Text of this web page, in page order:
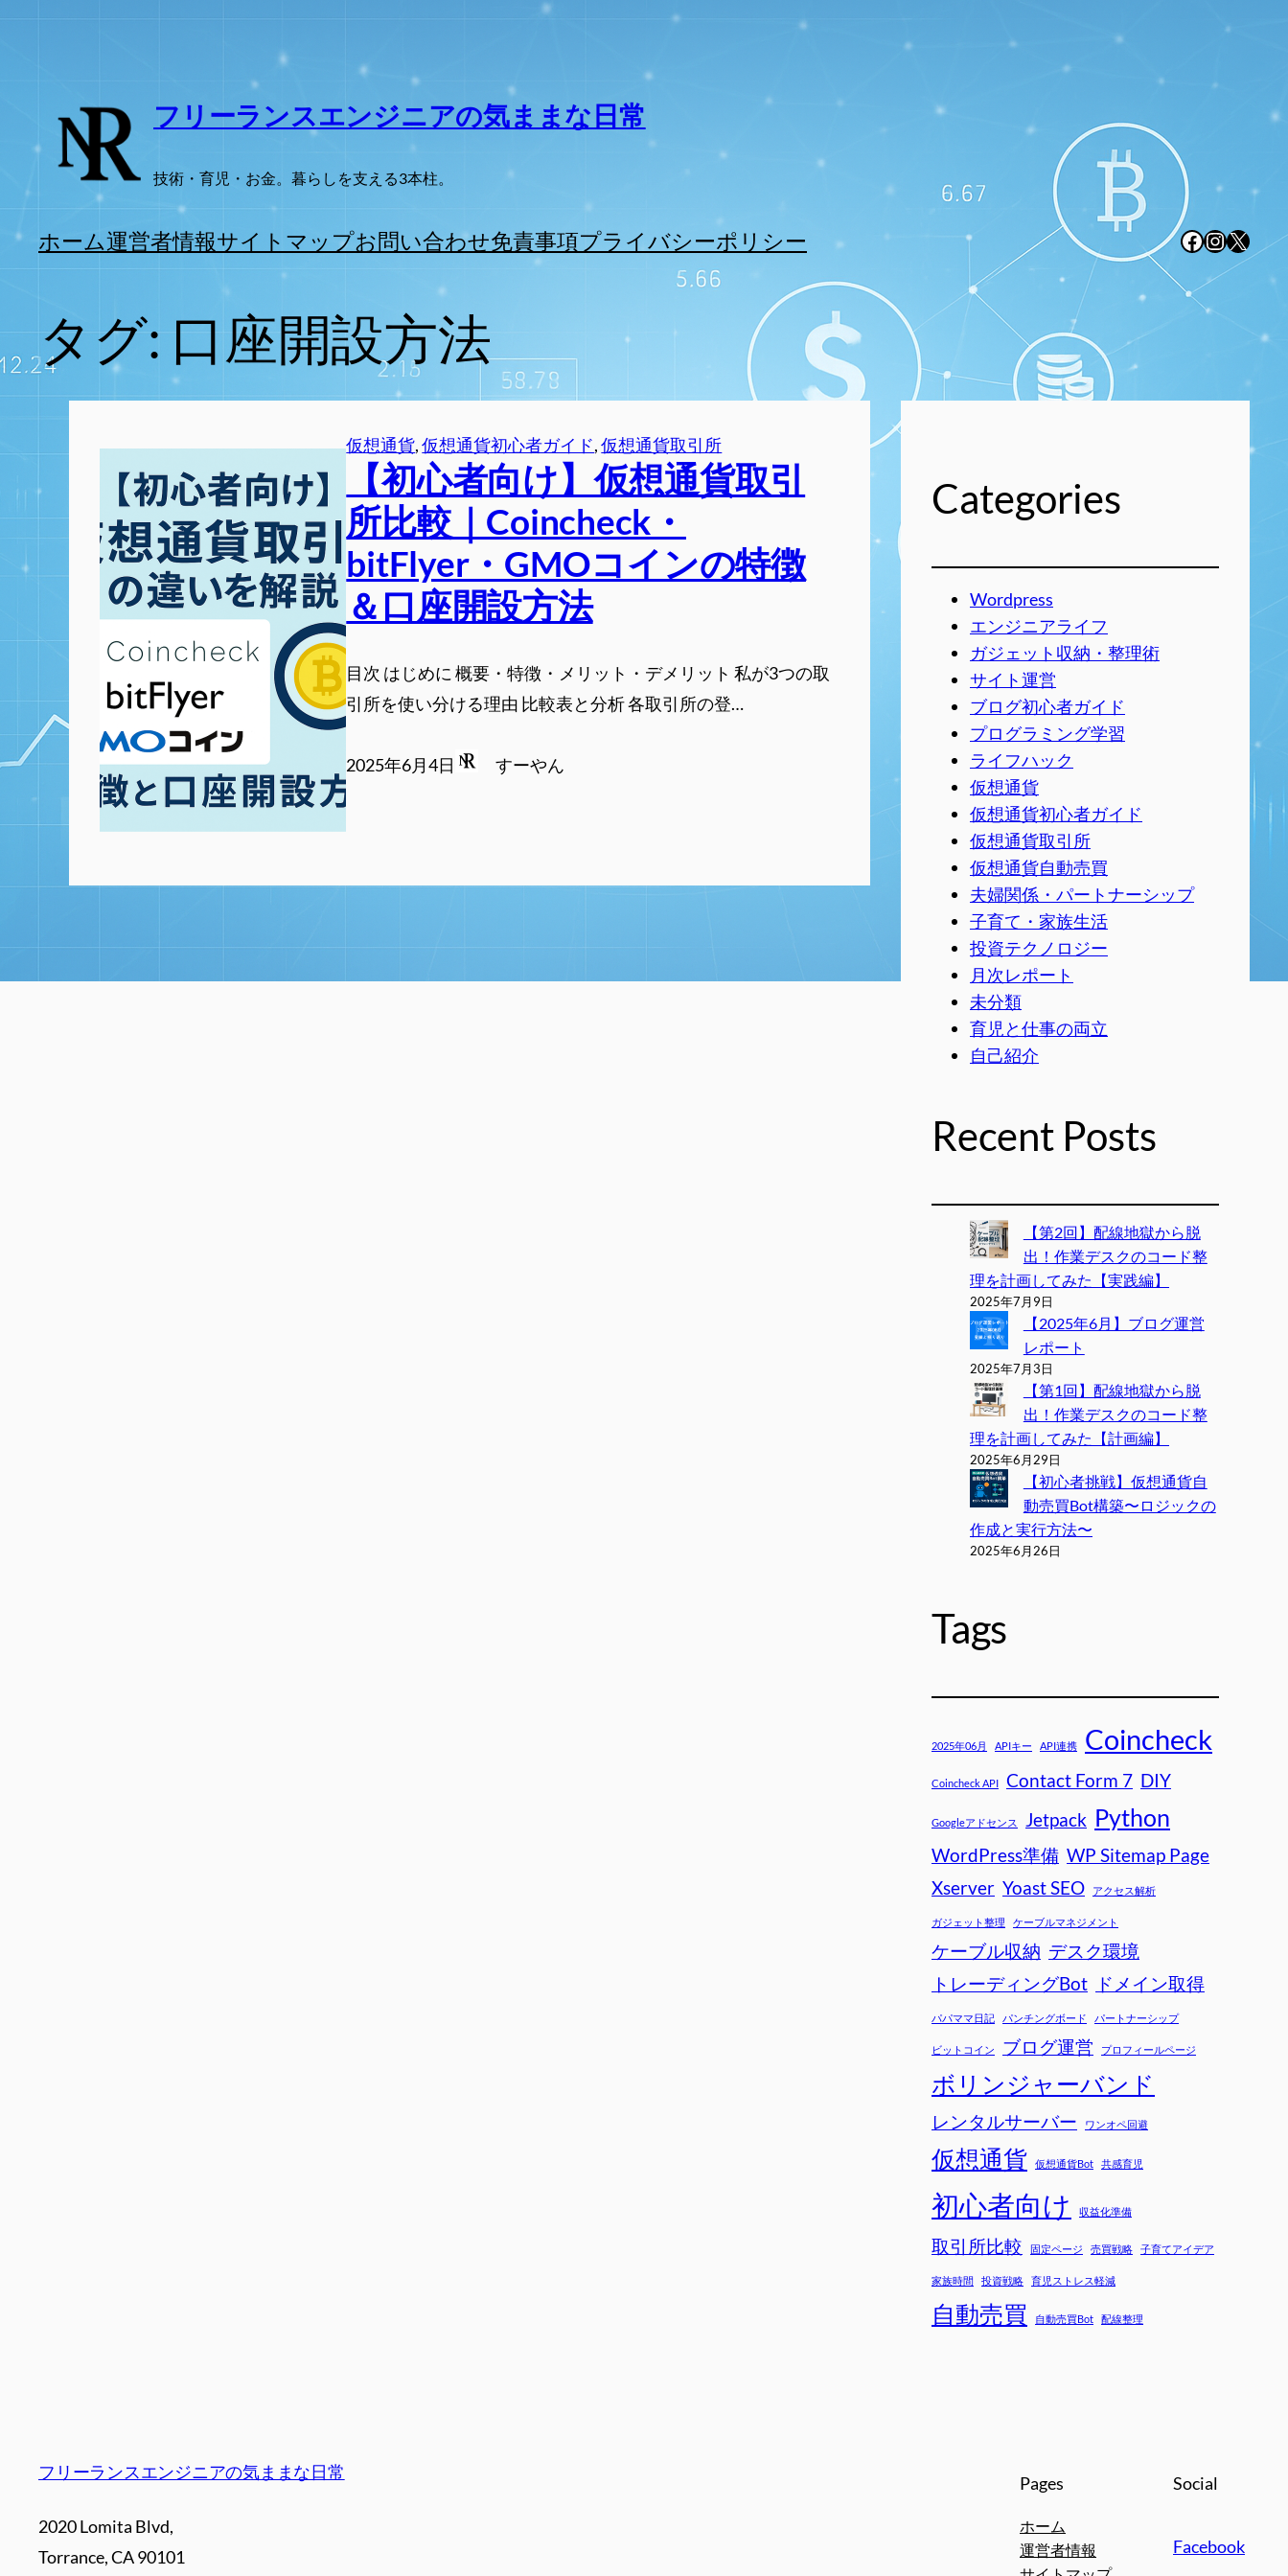
フリーランスエンジニアの気ままな日常
技術・育児・お金。暮らしを支える3本柱。
ホーム運営者情報サイトマップお問い合わせ免責事項プライバシーポリシー Facebook
X
タグ: 口座開設方法
仮想通貨, 仮想通貨初心者ガイド, 仮想通貨取引所
【初心者向け】仮想通貨取引
所比較｜Coincheck・
bitFlyer・GMOコインの特徴
＆口座開設方法
目次 はじめに 概要・特徴・メリット・デメリット 私が3つの取
引所を使い分ける理由 比較表と分析 各取引所の登…
2025年6月4日 すーやん
Categories
Wordpress
エンジニアライフ
ガジェット収納・整理術
サイト運営
ブログ初心者ガイド
プログラミング学習
ライフハック
仮想通貨
仮想通貨初心者ガイド
仮想通貨取引所
仮想通貨自動売買
夫婦関係・パートナーシップ
子育て・家族生活
投資テクノロジー
月次レポート
未分類
育児と仕事の両立
自己紹介
Recent Posts
【第2回】配線地獄から脱
出！作業デスクのコード整
理を計画してみた【実践編】
2025年7月9日
【2025年6月】ブログ運営
レポート
2025年7月3日
【第1回】配線地獄から脱
出！作業デスクのコード整
理を計画してみた【計画編】
2025年6月29日
【初心者挑戦】仮想通貨自
動売買Bot構築〜ロジックの
作成と実行方法〜
2025年6月26日
Tags
2025年06月 APIキー API連携 Coincheck
Coincheck API Contact Form 7 DIY
Googleアドセンス Jetpack Python
WordPress準備 WP Sitemap Page
Xserver Yoast SEO アクセス解析
ガジェット整理 ケーブルマネジメント
ケーブル収納 デスク環境
トレーディングBot
ドメイン取得
パパママ日記 パンチングボード パートナーシップ
ビットコイン ブログ運営 プロフィールページ
ボリンジャーバンド
レンタルサーバー ワンオペ回避
仮想通貨 仮想通貨Bot 共感育児
初心者向け 収益化準備
取引所比較 固定ページ 売買戦略 子育てアイデア
家族時間 投資戦略 育児ストレス軽減
自動売買 自動売買Bot 配線整理
フリーランスエンジニアの気ままな日常
2020 Lomita Blvd,
Torrance, CA 90101
Pages
ホーム
運営者情報
Social
Facebook